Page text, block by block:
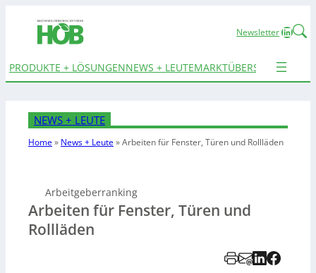
Newsletter
PRODUKTE + LÖSUNGENNEWS + LEUTEMARKTÜBERSICHTEN
NEWS + LEUTE
Home» News + Leute»Arbeiten für Fenster, Türen und Rollläden
Arbeitgeberranking
Arbeiten für Fenster, Türen und
Rollläden